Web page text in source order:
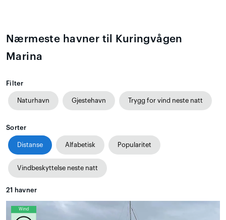
Nærmeste havner til Kuringvågen
Marina
Filter
Naturhavn Gjestehavn Trygg for vind neste natt
Sorter
Distanse Alfabetisk Popularitet
Vindbeskyttelse neste natt
21 havner
Wind